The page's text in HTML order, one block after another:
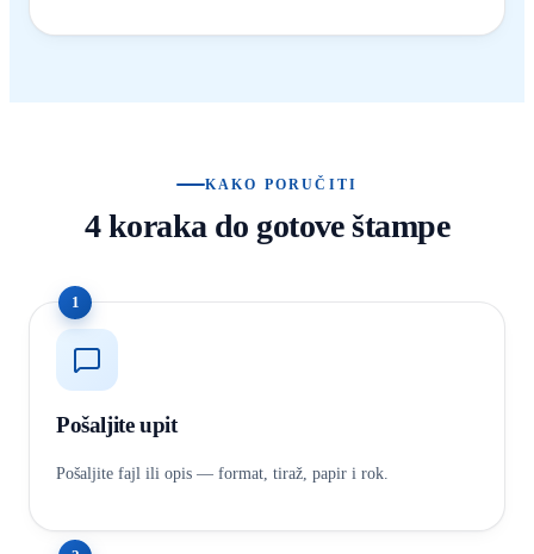
KAKO PORUČITI
4 koraka do gotove štampe
1
Pošaljite upit
Pošaljite fajl ili opis — format, tiraž, papir i rok.